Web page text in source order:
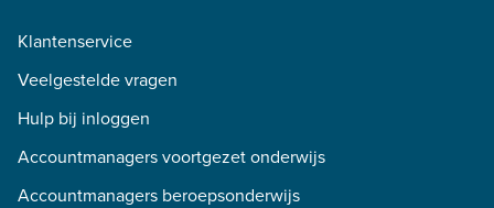
Klantenservice
Veelgestelde vragen
Hulp bij inloggen
Accountmanagers voortgezet onderwijs
Accountmanagers beroepsonderwijs